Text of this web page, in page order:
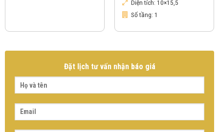
Diện tích: 10×15,5
Số tầng: 1
Đặt lịch tư vấn nhận báo giá